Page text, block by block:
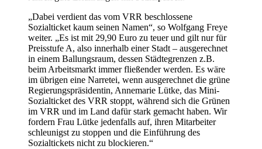
„Dabei verdient das vom VRR beschlossene
Sozialticket kaum seinen Namen“, so Wolfgang Freye
weiter. „Es ist mit 29,90 Euro zu teuer und gilt nur für
Preisstufe A, also innerhalb einer Stadt – ausgerechnet
in einem Ballungsraum, dessen Städtegrenzen z.B.
beim Arbeitsmarkt immer fließender werden. Es wäre
im übrigen eine Narretei, wenn ausgerechnet die grüne
Regierungspräsidentin, Annemarie Lütke, das Mini-
Sozialticket des VRR stoppt, während sich die Grünen
im VRR und im Land dafür stark gemacht haben. Wir
fordern Frau Lütke jedenfalls auf, ihren Mitarbeiter
schleunigst zu stoppen und die Einführung des
Sozialtickets nicht zu blockieren.“